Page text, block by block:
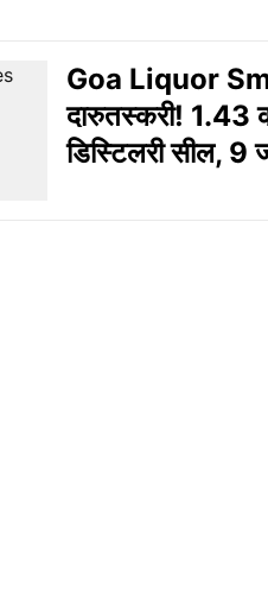
Goa Liquor
दारुतस्करी! 1.43
डिस्टिलरी सील,